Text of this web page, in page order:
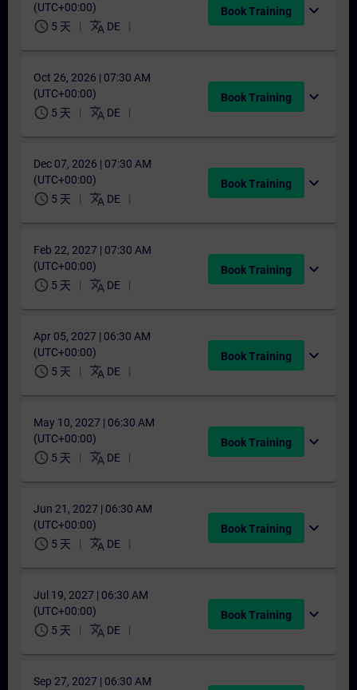
(UTC+00:00)
schedule 5 天 translate DE
Book Training expand_more
Oct 26, 2026 | 07:30 AM
(UTC+00:00)
schedule 5 天 translate DE
Book Training expand_more
Dec 07, 2026 | 07:30 AM
(UTC+00:00)
schedule 5 天 translate DE
Book Training expand_more
Feb 22, 2027 | 07:30 AM
(UTC+00:00)
schedule 5 天 translate DE
Book Training expand_more
Apr 05, 2027 | 06:30 AM
(UTC+00:00)
schedule 5 天 translate DE
Book Training expand_more
May 10, 2027 | 06:30 AM
(UTC+00:00)
schedule 5 天 translate DE
Book Training expand_more
Jun 21, 2027 | 06:30 AM
(UTC+00:00)
schedule 5 天 translate DE
Book Training expand_more
Jul 19, 2027 | 06:30 AM
(UTC+00:00)
schedule 5 天 translate DE
Book Training expand_more
Sep 27, 2027 | 06:30 AM